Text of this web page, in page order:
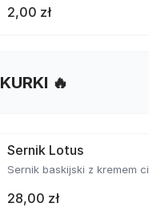
2,00 zł
KURKI 🔥
Sernik Lotus
Sernik baskijski z kremem
28,00 zł